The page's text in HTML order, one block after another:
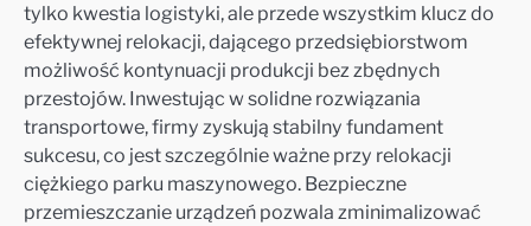
tylko kwestia logistyki, ale przede wszystkim klucz do
efektywnej relokacji, dającego przedsiębiorstwom
możliwość kontynuacji produkcji bez zbędnych
przestojów. Inwestując w solidne rozwiązania
transportowe, firmy zyskują stabilny fundament
sukcesu, co jest szczególnie ważne przy relokacji
ciężkiego parku maszynowego. Bezpieczne
przemieszczanie urządzeń pozwala zminimalizować